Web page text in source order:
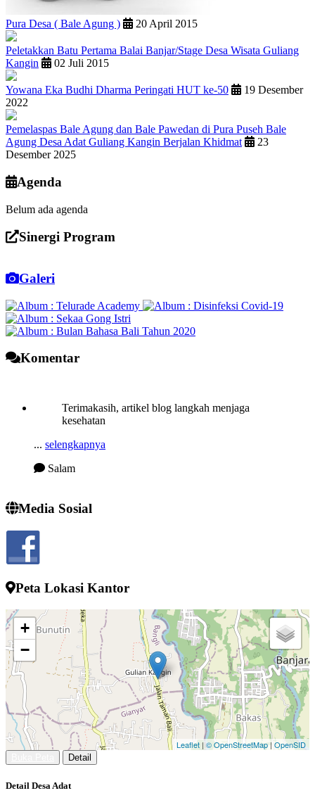
Pura Desa ( Bale Agung ) 20 April 2015
Peletakkan Batu Pertama Balai Banjar/Stage Desa Wisata Guliang
Kangin
02 Juli 2015
Yowana Eka Budhi Dharma Peringati HUT ke-50
19 Desember
2022
Pemelaspas Bale Agung dan Bale Pawedan di Pura Puseh Bale
Agung Desa Adat Guliang Kangin Berjalan Khidmat
23
Desember 2025
Agenda
Belum ada agenda
Sinergi Program
Galeri
Komentar
kesehatan
Semngat demi memjukan desa kelahiran
...
24 Juli 2022 13:52:10
Media Sosial
Peta Lokasi Kantor
+
−
Leaflet | © OpenStreetMap |OpenSID
Detail
Detail Desa Adat